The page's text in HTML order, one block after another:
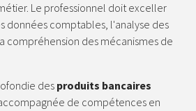
Le professionnel doit exceller
données comptables, l'analyse des
compréhension des mécanismes de
des produits bancaires
de compétences en